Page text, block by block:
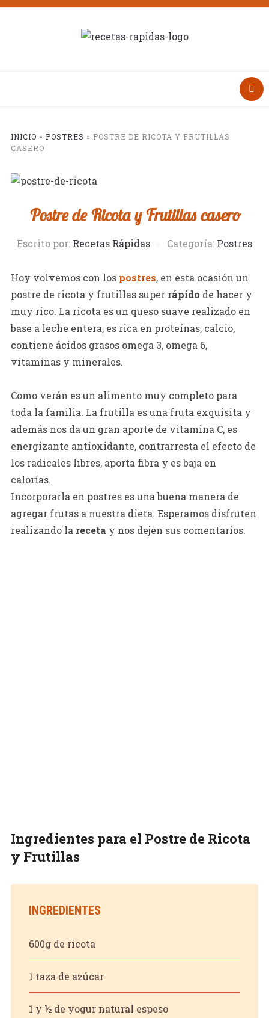
INICIO » POSTRES » POSTRE DE RICOTA Y FRUTILLAS
CASERO
Postre de Ricota y Frutillas casero
Escrito por: Recetas Rápidas Categoría: Postres
Hoy volvemos con los postres, en esta ocasión un
postre de ricota y frutillas super rápido de hacer y
muy rico. La ricota es un queso suave realizado en
base a leche entera, es rica en proteínas, calcio,
contiene ácidos grasos omega 3, omega 6,
vitaminas y minerales.
Como verán es un alimento muy completo para
toda la familia. La frutilla es una fruta exquisita y
además nos da un gran aporte de vitamina C, es
energizante antioxidante, contrarresta el efecto de
los radicales libres, aporta fibra y es baja en
calorías.
Incorporarla en postres es una buena manera de
agregar frutas a nuestra dieta. Esperamos disfruten
realizando la receta y nos dejen sus comentarios.
Ingredientes para el Postre de Ricota
y Frutillas
INGREDIENTES
600g de ricota
1 taza de azúcar
1 y ½ de yogur natural espeso